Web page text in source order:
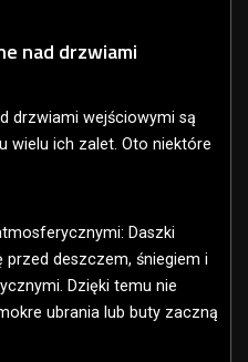
nad drzwiami
drzwiami wejściowymi są
wielu ich zalet. Oto niektóre
Daszki
deszczem, śniegiem i
Dzięki temu nie
ubrania lub buty zaczną